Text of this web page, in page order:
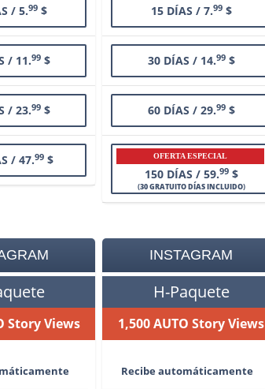
/ 5.99 $
/ 11.99 $
/ 23.99 $
/ 47.99 $
15 DÍAS / 7.99$
30 DÍAS / 14.99$
60 DÍAS / 29.99$
OFERTA ESPECIAL
150 DÍAS / 59.99$
(30 GRATUITO DÍAS INCLUIDO)
Story Views
INSTAGRAM
H-Paquete
1,500 AUTO Story Views
Recibe automáticamente